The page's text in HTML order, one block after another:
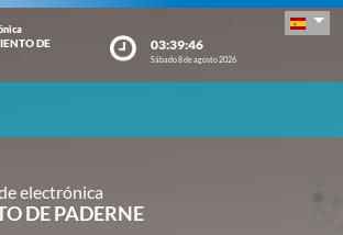
DE
03:39:47
Sábado 8 de agosto 2026
electrónica
DE PADERNE